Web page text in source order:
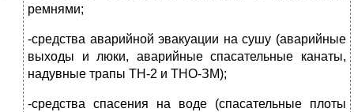
ремнями;
-средства аварийной эвакуации на сушу (аварийные
выходы и люки, аварийные спасательные канаты,
надувные трапы ТН-2 и ТНО-ЗМ);
-средства спасения на воде (спасательные плоты